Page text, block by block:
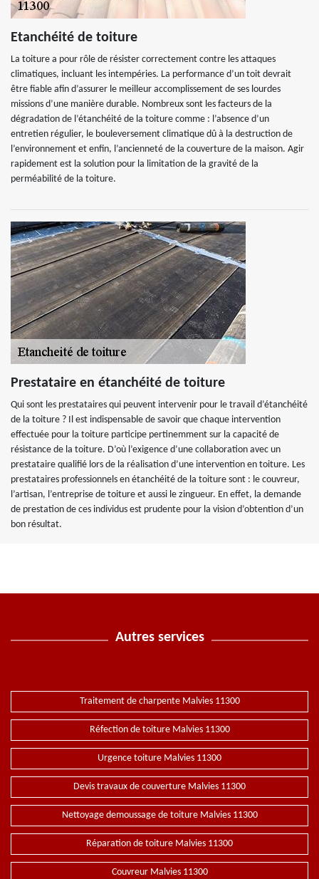
Etanchéité de toiture
La toiture a pour rôle de résister correctement contre les attaques
climatiques, incluant les intempéries. La performance d’un toit devrait
être fiable afin d’assurer le meilleur accomplissement de ses lourdes
missions d’une manière durable. Nombreux sont les facteurs de la
dégradation de l’étanchéité de la toiture comme : l’absence d’un
entretien régulier, le bouleversement climatique dû à la destruction de
l’environnement et enfin, l’ancienneté de la couverture de la maison. Agir
rapidement est la solution pour la limitation de la gravité de la
perméabilité de la toiture.
Prestataire en étanchéité de toiture
Qui sont les prestataires qui peuvent intervenir pour le travail d’étanchéité
de la toiture ? Il est indispensable de savoir que chaque intervention
effectuée pour la toiture participe pertinemment sur la capacité de
résistance de la toiture. D’où l’exigence d’une collaboration avec un
prestataire qualifié lors de la réalisation d’une intervention en toiture. Les
prestataires professionnels en étanchéité de la toiture sont : le couvreur,
l’artisan, l’entreprise de toiture et aussi le zingueur. En effet, la demande
de prestation de ces individus est prudente pour la vision d’obtention d’un
bon résultat.
Autres services
Traitement de charpente Malvies 11300
Réfection de toiture Malvies 11300
Urgence toiture Malvies 11300
Devis travaux de couverture Malvies 11300
Nettoyage demoussage de toiture Malvies 11300
Réparation de toiture Malvies 11300
Couvreur Malvies 11300